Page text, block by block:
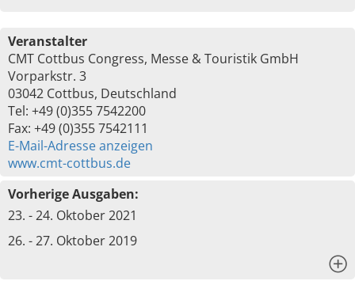
Veranstalter
CMT Cottbus Congress, Messe & Touristik GmbH
Vorparkstr. 3
03042 Cottbus, Deutschland
Tel: +49 (0)355 7542200
Fax: +49 (0)355 7542111
E-Mail-Adresse anzeigen
www.cmt-cottbus.de
Vorherige Ausgaben:
23. - 24. Oktober 2021
26. - 27. Oktober 2019